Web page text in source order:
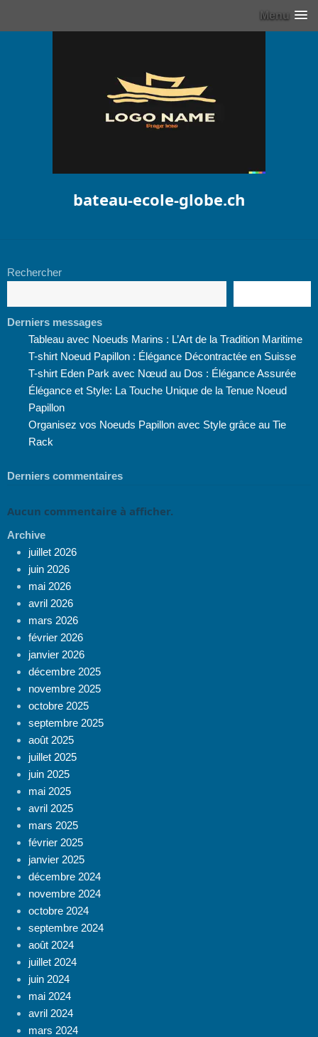
Menu
bateau-ecole-globe.ch
Rechercher
Derniers messages
Tableau avec Noeuds Marins : L’Art de la Tradition Maritime
T-shirt Noeud Papillon : Élégance Décontractée en Suisse
T-shirt Eden Park avec Nœud au Dos : Élégance Assurée
Élégance et Style: La Touche Unique de la Tenue Noeud
Papillon
Organisez vos Noeuds Papillon avec Style grâce au Tie
Rack
Derniers commentaires
Aucun commentaire à afficher.
Archive
juillet 2026
juin 2026
mai 2026
avril 2026
mars 2026
février 2026
janvier 2026
décembre 2025
novembre 2025
octobre 2025
septembre 2025
août 2025
juillet 2025
juin 2025
mai 2025
avril 2025
mars 2025
février 2025
janvier 2025
décembre 2024
novembre 2024
octobre 2024
septembre 2024
août 2024
juillet 2024
juin 2024
mai 2024
avril 2024
mars 2024